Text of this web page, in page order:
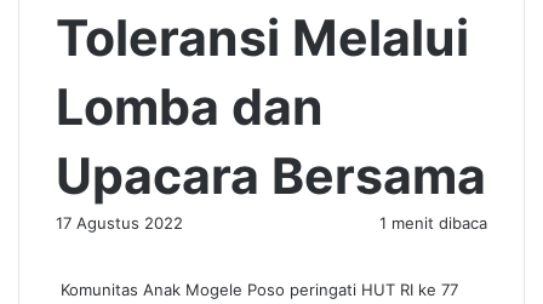
Toleransi Melalui
Lomba dan
Upacara Bersama
17 Agustus 2022 1 menit dibaca
Komunitas Anak Mogele Poso peringati HUT RI ke 77